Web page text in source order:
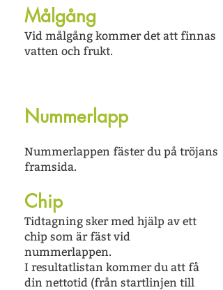
Målgång
Vid målgång kommer det att finnas
vatten och frukt.
Nummerlapp
Nummerlappen fäster du på tröjans
framsida.
Chip
Tidtagning sker med hjälp av ett
chip som är fäst vid
nummerlappen.
I resultatlistan kommer du att få
din nettotid (från startlinjen till